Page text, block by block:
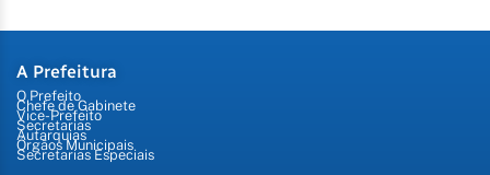
A Prefeitura
O Prefeito
Chefe de Gabinete
Vice-Prefeito
Secretarias
Autarquias
Órgãos Municipais
Secretarias Especiais